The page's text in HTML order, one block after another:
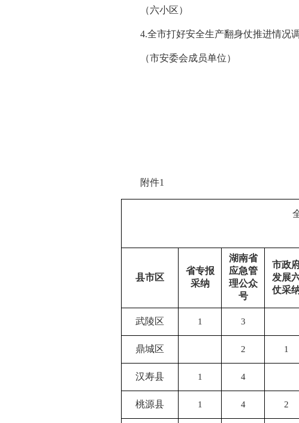
（六小区）
4.全市打好安全生产翻身仗推进情况
（市安委会成员单位）
附件1
县市区
省专报
采纳
湖南省
应急管
理公众
号
市政
发展
仗采
武陵区 1 3
鼎城区 2 1
汉寿县 1 4
桃源县 1 4 2